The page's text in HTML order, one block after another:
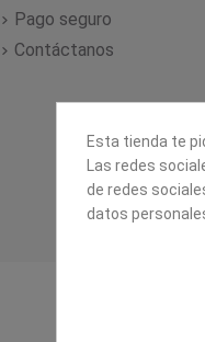
Pago seguro
Contáctanos
Esta tienda te
Las redes
de redes
datos